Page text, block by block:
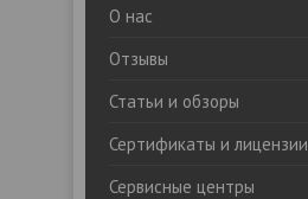
О нас
Отзывы
Статьи и обзоры
Сертификаты и лицензии
Сервисные центры